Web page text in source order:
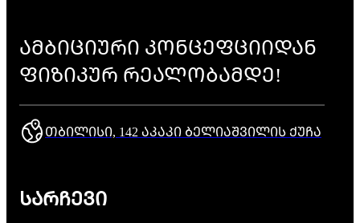
ᲐᲛᲑᲘᲪᲘᲣᲠᲘ ᲙᲝᲜᲪᲔᲤᲪᲘᲘᲓᲐᲜ
ᲤᲘᲖᲘᲙᲣᲠ ᲠᲔᲐᲚᲝᲑᲐᲛᲓᲔ!
ᲗᲑᲘᲚᲘᲡᲘ, 142 ᲐᲙᲐᲙᲘ ᲑᲔᲚᲘᲐᲨᲕᲘᲚᲘᲡ ᲥᲣᲩᲐ
ᲡᲐᲠᲩᲔᲕᲘ